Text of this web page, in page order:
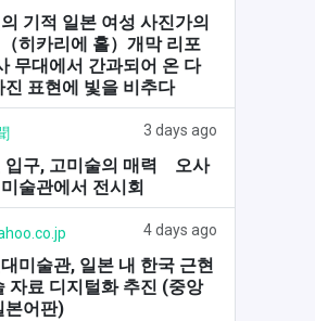
의 기적 일본 여성 사진가의
히카리에 홀）개막 리포
무대에서 간과되어 온 다
진 표현에 빛을 비추다
3 days ago
입구, 고미술의 매력 오사
술관에서 전시회
4 days ago
미술관, 일본 내 한국 근현
자료 디지털화 추진 (중앙
본어판)